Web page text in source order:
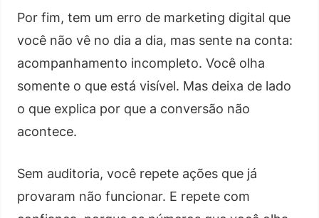
Por fim, tem um erro de marketing digital que
você não vê no dia a dia, mas sente na conta:
acompanhamento incompleto. Você olha
somente o que está visível. Mas deixa de lado
o que explica por que a conversão não
acontece.
Sem auditoria, você repete ações que já
provaram não funcionar. E repete com